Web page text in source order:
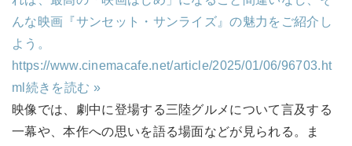
んな映画『サンセット・サンライズ』の魅力をご紹介し
よう。
https://www.cinemacafe.net/article/2025/01/06/96703.ht
ml 続きを読む »
映像では、劇中に登場する三陸グルメについて言及する
一幕や、本作への思いを語る場面などが見られる。ま